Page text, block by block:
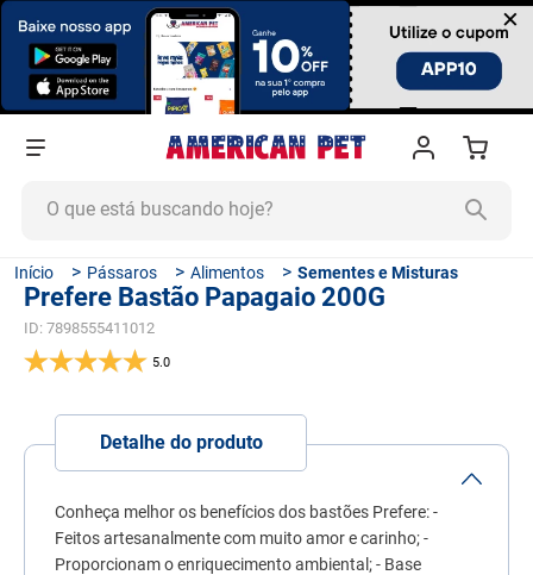
×
Pássaros Alimentos Sementes e Misturas
Prefere Bastão Papagaio 200G
ID: 7898555411012
5.0
Detalhe do produto
Conheça melhor os benefícios dos bastões Prefere: -
Feitos artesanalmente com muito amor e carinho; -
Proporcionam o enriquecimento ambiental; - Base
TERMOS MAIS BUSCADOS
1 º
ração cachorro
areia
5º
ração
6º
quatree
7º
fórmula natural